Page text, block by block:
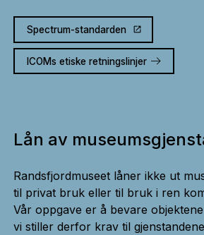
Spectrum-standarden
ICOMs etiske retningslinjer
Lån av
Randsfjordmuseet låner ikke ut
til privat bruk eller til bruk i ren
Vår oppgave er å bevare
vi stiller derfor krav til